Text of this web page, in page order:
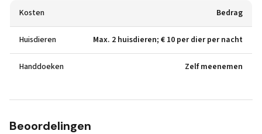
Kosten Bedrag
Huisdieren Max. 2 huisdieren; € 10 per dier per nacht
Handdoeken Zelf meenemen
Beoordelingen